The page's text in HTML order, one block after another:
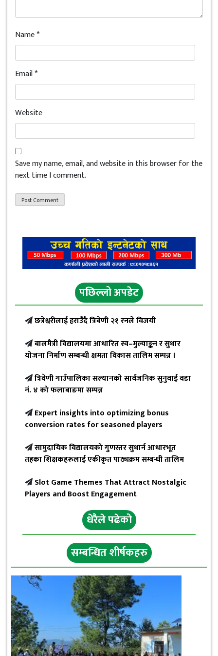
Name*
Email*
Website
Save my name, email, and website in this browser for the
next time I comment.
पछिल्लो अपडेट
छत्रेश्वरीलाई हराउँदै त्रिबेणी २१ रनले विजयी
बालमैत्री विद्यालयमा आधारित स्व–मुल्याङ्कन र सुधार
योजना निर्माण सम्बन्धी क्षमता विकास तालिम सम्पन्न ।
त्रिवेणी गाउँपालिका सल्यानको सार्वजनिक सुनुवाई वडा
नं. ४ को फलाबाङमा सम्पन्न
Expert insights into optimizing bonus
conversion rates for seasoned players
सामुदायिक विद्यालयको गुणस्तर सुधार्न आधारभूत
तहका शिक्षकहरूलाई एकीकृत पाठ्यक्रम सम्बन्धी तालिम
Slot Game Themes That Attract Nostalgic
Players and Boost Engagement
धेरैले पढेको
सम्बन्धित शीर्षकहरु
छत्रेश्वरीलाई हराउँदै त्रिबेणी २१ रनले विजयी